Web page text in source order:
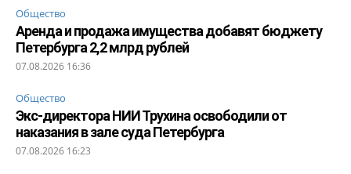
Общество
Аренда и продажа имущества добавят бюджету
Петербурга 2,2 млрд рублей
07.08.2026 16:36
Общество
Экс-директора НИИ Трухина освободили от
наказания в зале суда Петербурга
07.08.2026 16:23